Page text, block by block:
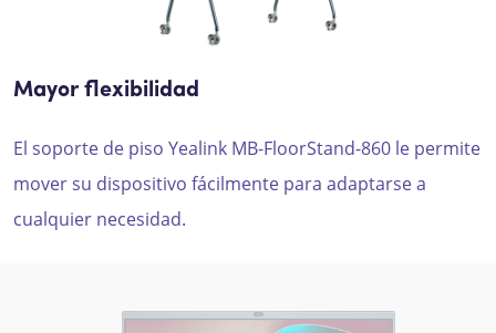
Mayor flexibilidad
El soporte de piso Yealink MB-FloorStand-860 le permite
mover su dispositivo fácilmente para adaptarse a
cualquier necesidad.